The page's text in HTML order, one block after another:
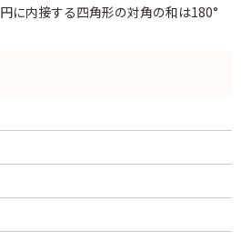
円に内接する四角形の対角の和は180°